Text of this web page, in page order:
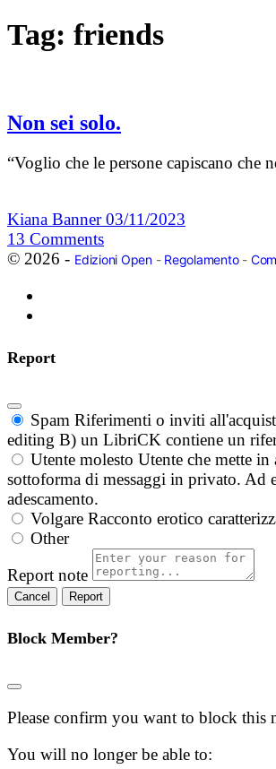
Tag: friends
Non sei solo.
“Voglio che le persone capiscano che
Kiana Banner03/11/2023
13 Comments
© 2026 - Edizioni Open- Regolamento-
Report
Spam Riferimenti o inviti
editing B) un LibriCK contiene un
Utente molesto Utente che mette
sottoforma di messaggi in privato. Ad
adescamento.
Volgare Racconto erotico
Other
Report note
Report
Block Member?
Please confirm you want to block this
You will no longer be able to: